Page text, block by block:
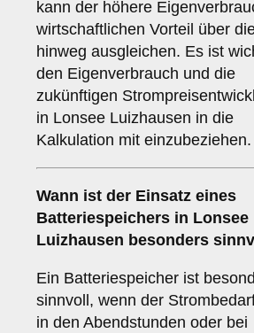
kann der höhere
wirtschaftlichen Vorteil über
hinweg ausgleichen. Es ist
den Eigenverbrauch und die
zukünftigen
in Lonsee Luizhausen in die
Kalkulation mit einzubeziehen.
Wann ist der Einsatz eines
Batteriespeichers in Lonsee
Luizhausen besonders
Ein Batteriespeicher ist
sinnvoll, wenn der
in den Abendstunden oder bei